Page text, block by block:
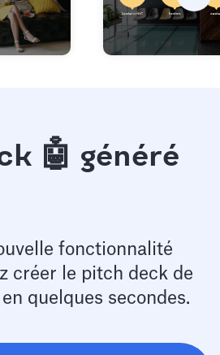
🤖 généré
fonctionnalité
créer le pitch deck de
quelques secondes.